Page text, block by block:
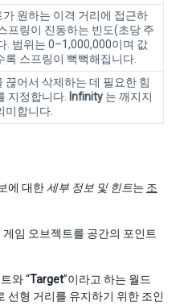
가 원하는 이격 거리에 접근하
프링이 진동하는 빈도(초당 주
. 범위는 0–1,000,000이며 값
록 스프링이 뻑뻑해집니다.
끊어서 삭제하는 데 필요한 힘
지정합니다. Infinity 는 깨지지
미합니다.
에 대한세부 정보 및 힌트는 조
임 오브젝트를 공간의 포인트
와 “Target”이라고 하는 월드
선형 거리를 유지하기 위한 조인